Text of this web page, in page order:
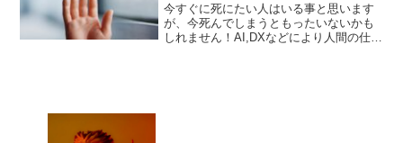
今すぐに死にたい人はいる事と思います
が、今死んでしまうともったいないかも
しれません！AI,DXなどにより人間の仕事